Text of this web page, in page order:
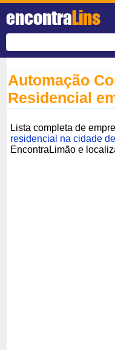
encontraLins
Automação
Residencial
Lista completa de
residencial na cidade
EncontraLimão e